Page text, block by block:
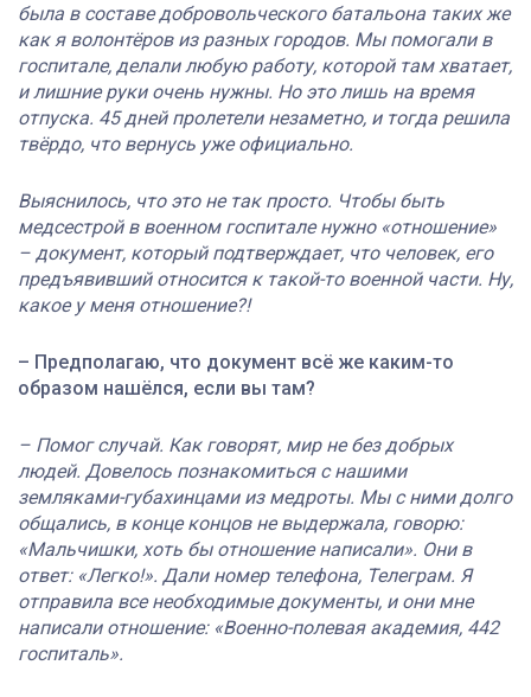
была в составе добровольческого батальона таких же
как я волонтёров из разных городов. Мы помогали в
госпитале, делали любую работу, которой там хватает,
и лишние руки очень нужны. Но это лишь на время
отпуска. 45 дней пролетели незаметно, и тогда решила
твёрдо, что вернусь уже официально.
Выяснилось, что это не так просто. Чтобы быть
медсестрой в военном госпитале нужно «отношение»
– документ, который подтверждает, что человек, его
предъявивший относится к такой-то военной части. Ну,
какое у меня отношение?!
– Предполагаю, что документ всё же каким-то
образом нашёлся, если вы там?
– Помог случай. Как говорят, мир не без добрых
людей. Довелось познакомиться с нашими
земляками-губахинцами из медроты. Мы с ними долго
общались, в конце концов не выдержала, говорю:
«Мальчишки, хоть бы отношение написали». Они в
ответ: «Легко!». Дали номер телефона, Телеграм. Я
отправила все необходимые документы, и они мне
написали отношение: «Военно-полевая академия, 442
госпиталь».